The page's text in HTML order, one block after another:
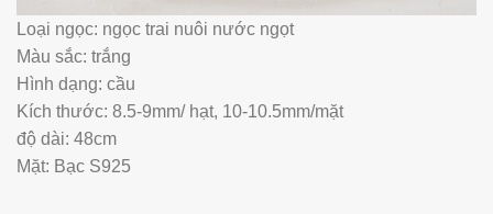
Loại ngọc: ngọc trai nuôi nước ngọt
Màu sắc: trắng
Hình dạng: cầu
Kích thước: 8.5-9mm/ hạt, 10-10.5mm/mặt
độ dài: 48cm
Mặt: Bạc S925